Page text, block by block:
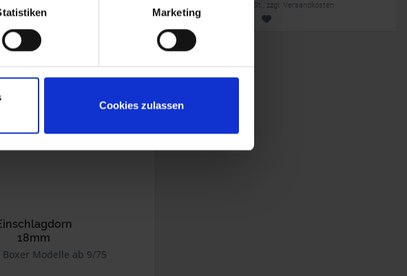
Marketing
Cookies zulassen
inkl. ges. USt., zzgl. Versandkosten
Art.Nr. 1231699
18mm
Boxer Modelle ab 9/75